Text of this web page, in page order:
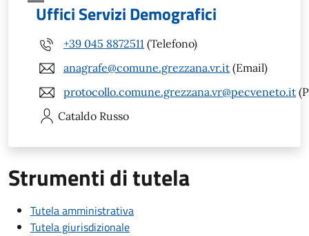
Uffici Servizi Demografici
+39 045 8872511 (Telefono)
anagrafe@comune.grezzana.vr.it (Email)
protocollo.comune.grezzana.vr@pecveneto.it
Cataldo Russo
Strumenti di tutela
Tutela amministrativa
Tutela giurisdizionale